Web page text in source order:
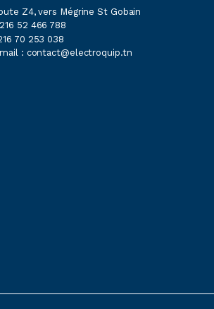
Z4, vers Mégrine St Gobain
52 466 788
70 253 038
: contact@electroquip.tn